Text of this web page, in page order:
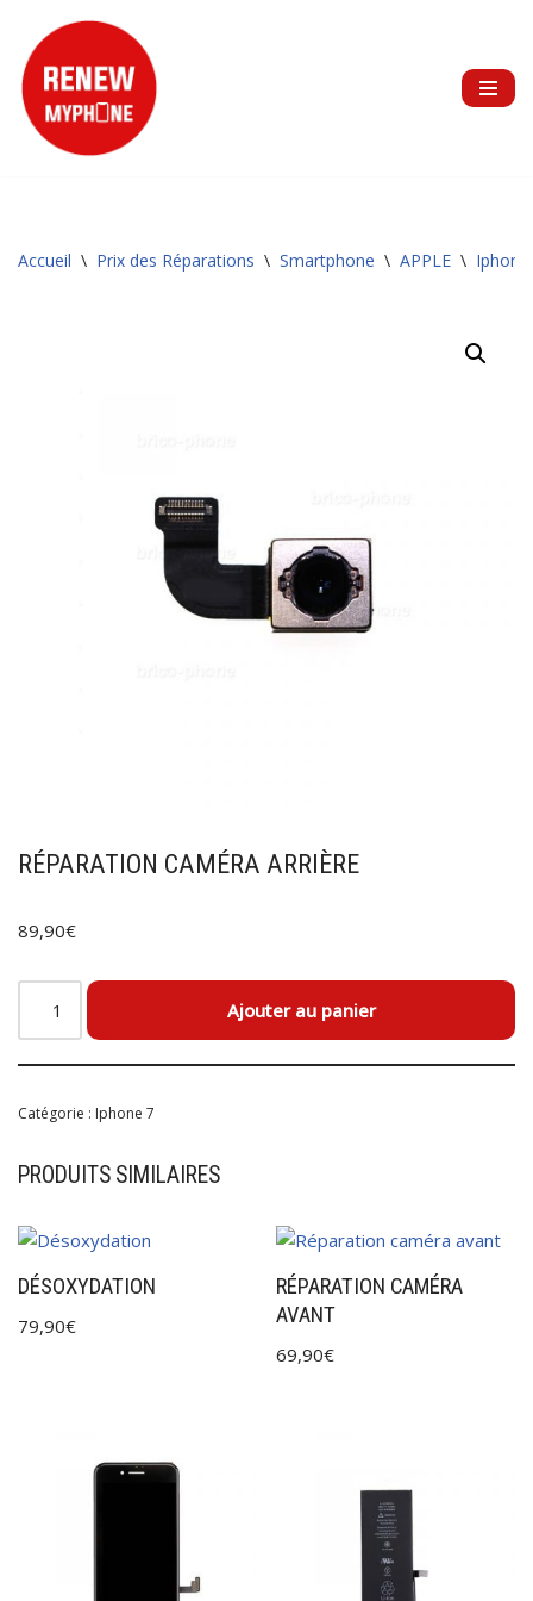
Aller
au
contenu
Accueil \ Prix des Réparations \ Smartphone \ APPLE \
RÉPARATION CAMÉRA ARRIÈRE
89,90€
Ajouter au panier
Catégorie : Iphone 7
PRODUITS SIMILAIRES
DÉSOXYDATION
79,90€
RÉPARATION CAMÉRA
AVANT
69,90€